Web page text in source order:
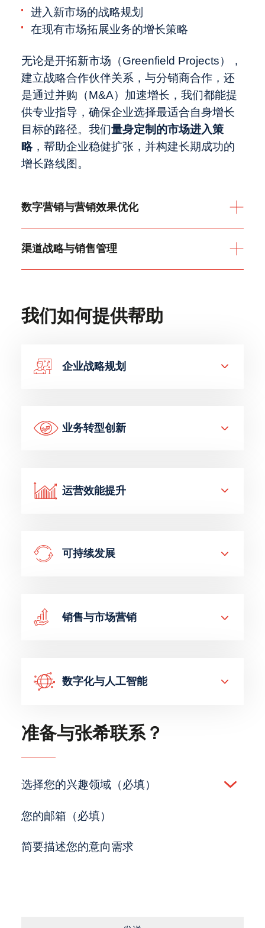
进入新市场的战略规划
在现有市场拓展业务的增长策略
无论是开拓新市场（Greenfield Projects），
建立战略合作伙伴关系，与分销商合作，还
是通过并购（M&A）加速增长，我们都能提
供专业指导，确保企业选择最适合自身增长
目标的路径。我们量身定制的市场进入策
略，帮助企业稳健扩张，并构建长期成功的
增长路线图。
数字营销与营销效果优化
渠道战略与销售管理
我们如何提供帮助
企业战略规划
业务转型创新
运营效能提升
可持续发展
销售与市场营销
数字化与人工智能
准备与张希联系？
选择您的兴趣领域（必填）
您的邮箱（必填）
简要描述您的意向需求